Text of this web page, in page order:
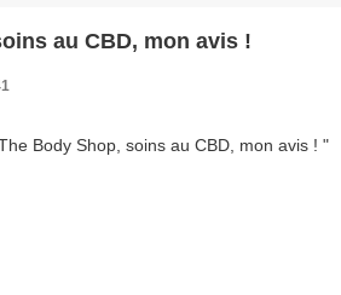
au CBD, mon avis !